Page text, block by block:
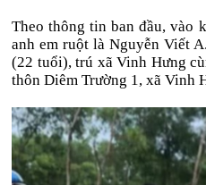
Theo thông tin ban đầu, vào
anh em ruột là Nguyễn Viết
(22 tuổi), trú xã Vinh Hưng
thôn Diêm Trường 1, xã Vinh